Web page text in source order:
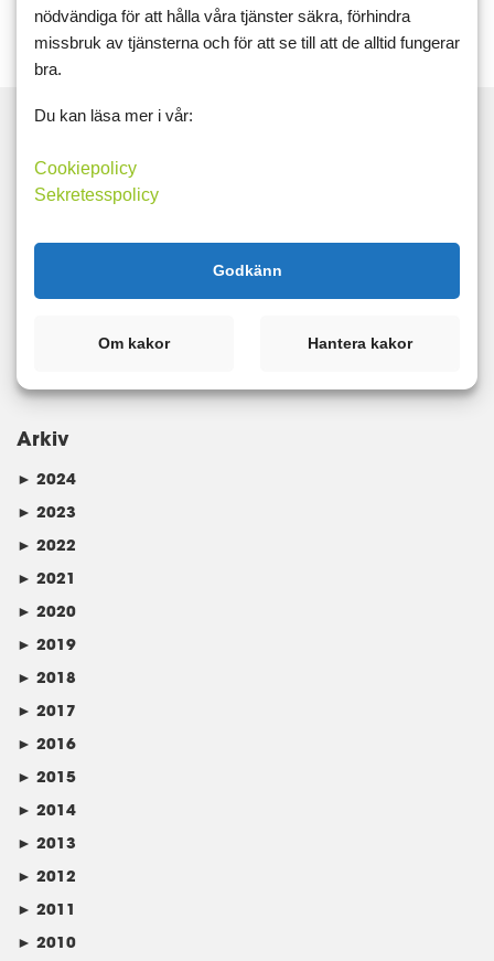
Sök
Taggar
5:2 Träning
Arkiv
► 2024
► 2023
► 2022
► 2021
► 2020
► 2019
► 2018
► 2017
► 2016
► 2015
► 2014
► 2013
► 2012
► 2011
► 2010
nödvändiga för att hålla våra tjänster säkra, förhindra
missbruk av tjänsterna och för att se till att de alltid fungerar
bra.
Du kan läsa mer i vår:
Cookiepolicy
Sekretesspolicy
Godkänn
Om kakor Hantera kakor